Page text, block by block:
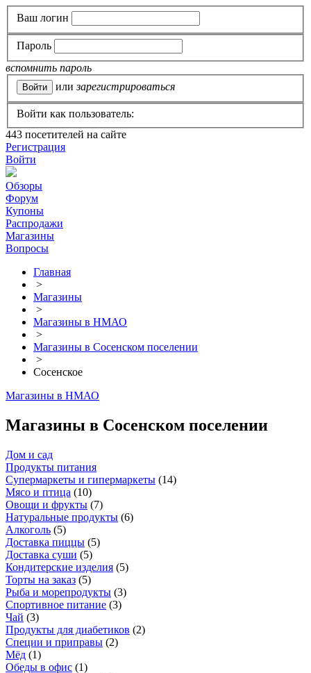
Ваш логин
Пароль
вспомнить пароль
или зарегистрироваться
Войти как пользователь:
443 посетителей на сайте
Регистрация
Войти
Обзоры
Форум
Купоны
Распродажи
Магазины
Вопросы
Главная
>
Магазины
>
Магазины в НМАО
>
Магазины в Сосенском поселении
>
Сосенское
Магазины в НМАО
Магазины в Сосенском поселении
Дом и сад
Продукты питания
Супермаркеты и гипермаркеты (14)
Мясо и птица (10)
Овощи и фрукты (7)
Натуральные продукты (6)
Алкоголь (5)
Доставка пиццы (5)
Доставка суши (5)
Кондитерские изделия (5)
Торты на заказ (5)
Рыба и морепродукты (3)
Спортивное питание (3)
Чай (3)
Продукты для диабетиков (2)
Специи и приправы (2)
Мёд (1)
Обеды в офис (1)